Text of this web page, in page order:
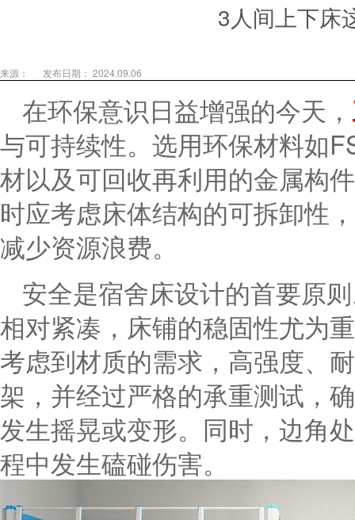
3人间上下床
来源： 发布日期： 2024.09.06
在环保意识日益增强的今天，
与可持续性。选用环保材料如
材以及可回收再利用的金属构
时应考虑床体结构的可拆卸性
减少资源浪费。
安全是宿舍床设计的首要原
相对紧凑，床铺的稳固性尤为
考虑到材质的需求，高强度、
架，并经过严格的承重测试，
发生摇晃或变形。同时，边角
程中发生磕碰伤害。